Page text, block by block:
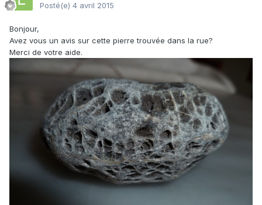
Posté(e) 4 avril 2015
Bonjour,
Avez vous un avis sur cette pierre trouvée dans la rue?
Merci de votre aide.